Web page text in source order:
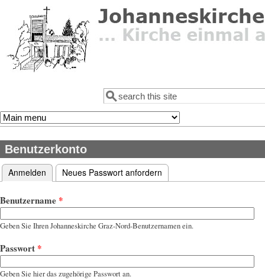
Direkt zum Inhalt
Suchformular
Suche
Benutzerkonto
Haupt-Reiter
Anmelden (aktiver Reiter)
Neues Passwort anfordern
Benutzername *
Geben Sie Ihren Johanneskirche Graz-Nord-Benutzernamen ein.
Passwort *
Geben Sie hier das zugehörige Passwort an.